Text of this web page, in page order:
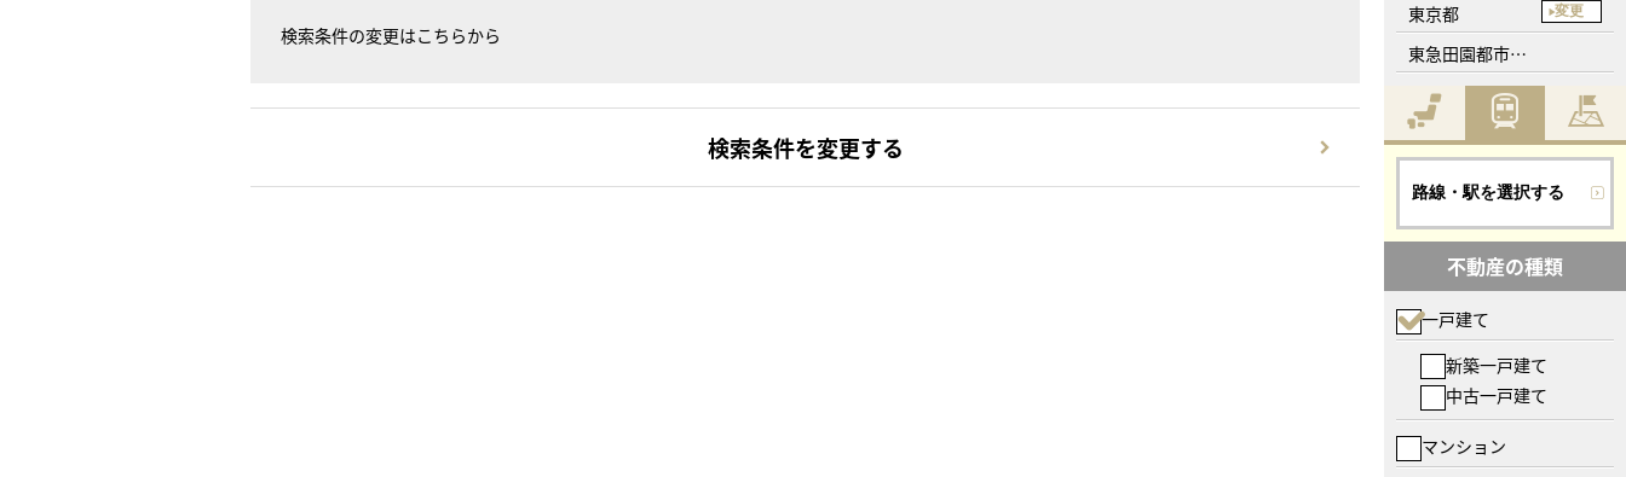
検索条件の変更はこちらから
検索条件を変更する
東京都 変更
東急田園都市線、桜新町駅
路線・駅を選択する
不動産の種類
一戸建て
新築一戸建て
中古一戸建て
マンション